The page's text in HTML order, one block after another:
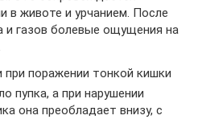
в животе и урчанием. После
и газов болевые ощущения на
при поражении тонкой кишки
пупка, а при нарушении
она преобладает внизу, с